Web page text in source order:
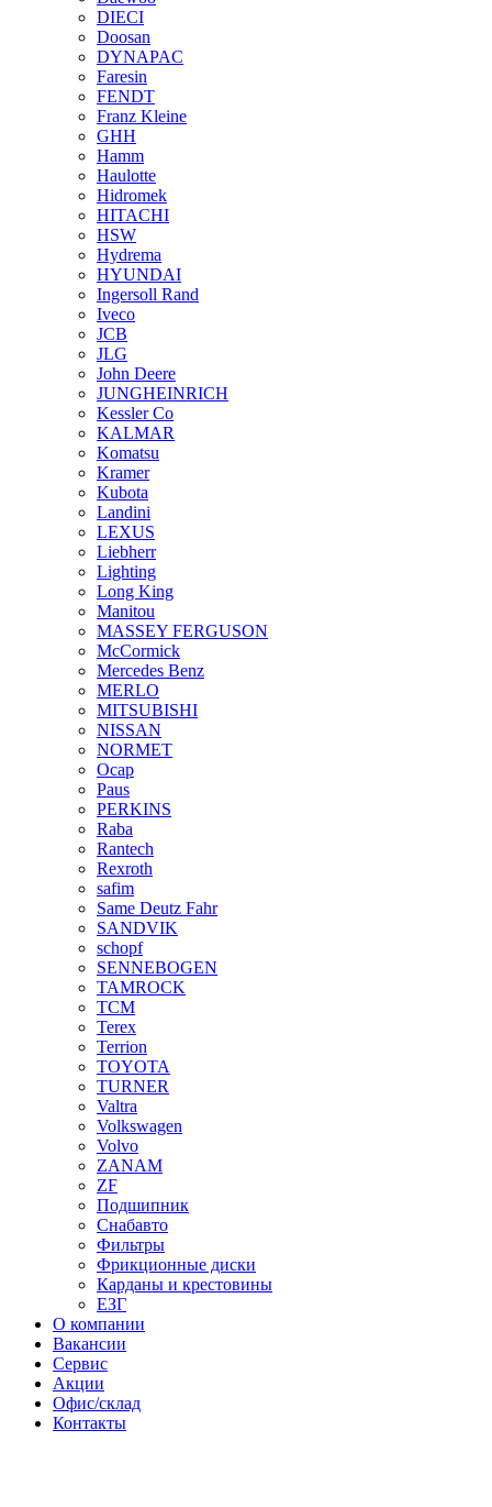
DIECI
Doosan
DYNAPAC
Faresin
FENDT
Franz Kleine
GHH
Hamm
Haulotte
Hidromek
HITACHI
HSW
Hydrema
HYUNDAI
Ingersoll Rand
Iveco
JCB
JLG
John Deere
JUNGHEINRICH
Kessler Co
KALMAR
Komatsu
Kramer
Kubota
Landini
LEXUS
Liebherr
Lighting
Long King
Manitou
MASSEY FERGUSON
McCormick
Mercedes Benz
MERLO
MITSUBISHI
NISSAN
NORMET
Ocap
Paus
PERKINS
Raba
Rantech
Rexroth
safim
Same Deutz Fahr
SANDVIK
schopf
SENNEBOGEN
TAMROCK
TCM
Terex
Terrion
TOYOTA
TURNER
Valtra
Volkswagen
Volvo
ZANAM
ZF
Подшипник
Снабавто
Фильтры
Фрикционные диски
Карданы и крестовины
ЕЗГ
О компании
Вакансии
Сервис
Акции
Офис/склад
Контакты